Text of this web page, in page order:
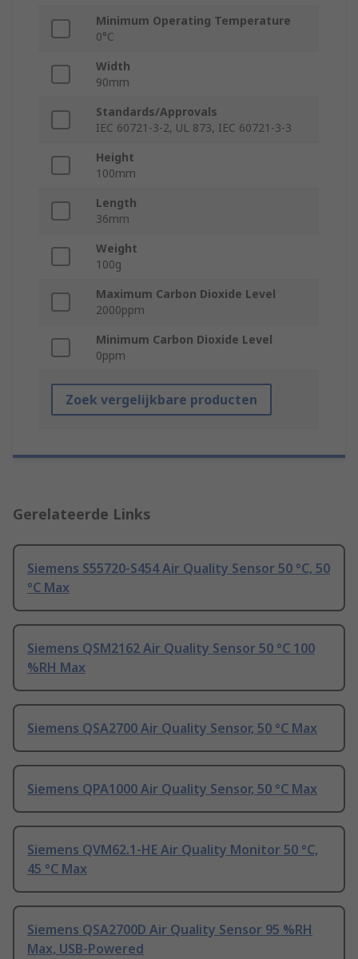
Minimum Operating Temperature
0°C
Width
90mm
Standards/Approvals
IEC 60721-3-2, UL 873, IEC 60721-3-3
Height
100mm
Length
36mm
Weight
100g
Maximum Carbon Dioxide Level
2000ppm
Minimum Carbon Dioxide Level
0ppm
Zoek vergelijkbare producten
Gerelateerde Links
Siemens S55720-S454 Air Quality Sensor 50 °C, 50
°C Max
Siemens QSM2162 Air Quality Sensor 50 °C 100
%RH Max
Siemens QSA2700 Air Quality Sensor, 50 °C Max
Siemens QPA1000 Air Quality Sensor, 50 °C Max
Siemens QVM62.1-HE Air Quality Monitor 50 °C,
45 °C Max
Siemens QSA2700D Air Quality Sensor 95 %RH
Max, USB-Powered